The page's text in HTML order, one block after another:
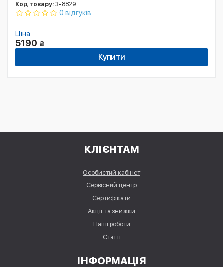
Код товару: 3-8829
0 відгуків
Ціна
5190 ₴
Купити
КЛІЄНТАМ
Особистий кабінет
Сервісний центр
Сертифікати
Акції та знижки
Наші роботи
Статті
ІНФОРМАЦІЯ